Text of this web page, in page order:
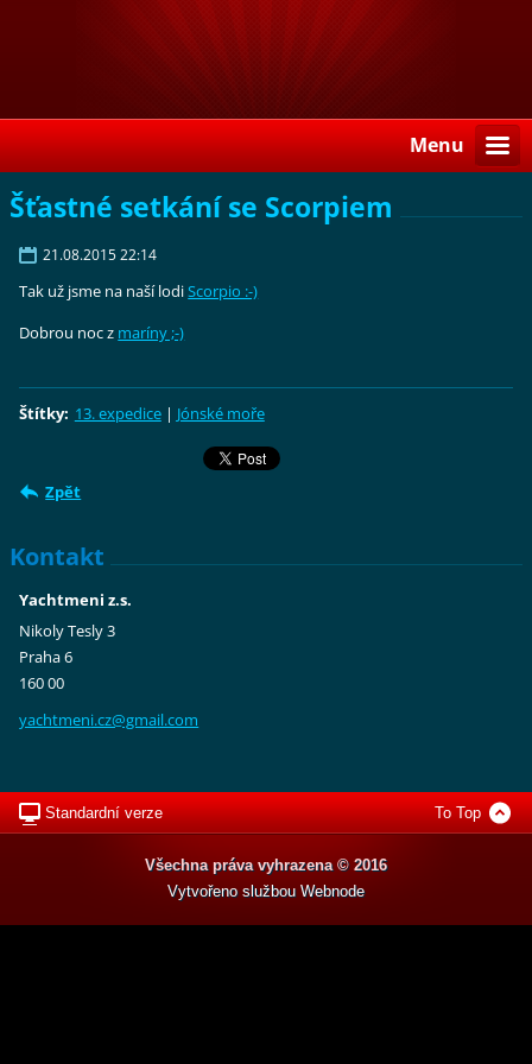
Menu
Šťastné setkání se Scorpiem
21.08.2015 22:14
Tak už jsme na naší lodiScorpio :-)
Dobrou noc z maríny ;-)
Štítky: 13. expedice | Jónské moře
Zpět
Kontakt
Yachtmeni z.s.
Nikoly Tesly 3
Praha 6
160 00
yachtmeni.cz@gmail.com
Standardní verze To Top
Všechna práva vyhrazena © 2016
Vytvořeno službou Webnode